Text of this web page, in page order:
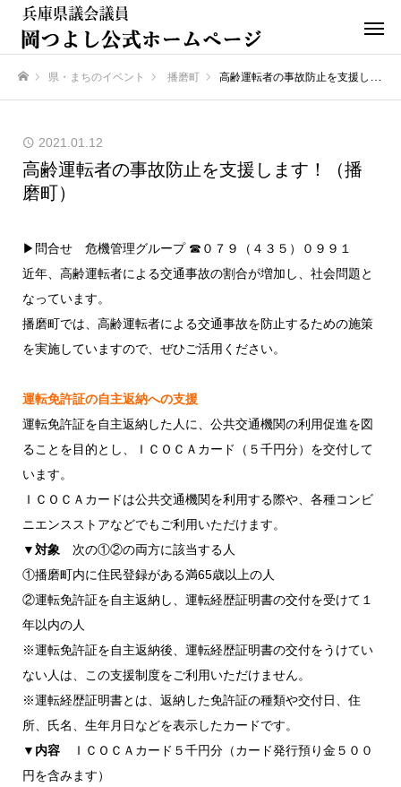
県・まちのイベント 播磨町 高齢運転者の事故防止を支援します！（播磨町）
2021.01.12
高齢運転者の事故防止を支援します！（播
磨町）
▶問合せ 危機管理グループ ☎０７９（４３５）０９９１
近年、高齢運転者による交通事故の割合が増加し、社会問題と
なっています。
播磨町では、高齢運転者による交通事故を防止するための施策
を実施していますので、ぜひご活用ください。
運転免許証の自主返納への支援
運転免許証を自主返納した人に、公共交通機関の利用促進を図
ることを目的とし、ＩＣＯＣＡカード（５千円分）を交付して
います。
ＩＣＯＣＡカードは公共交通機関を利用する際や、各種コンビ
ニエンスストアなどでもご利用いただけます。
▼対象 次の①②の両方に該当する人
①播磨町内に住民登録がある満65歳以上の人
②運転免許証を自主返納し、運転経歴証明書の交付を受けて１
年以内の人
※運転免許証を自主返納後、運転経歴証明書の交付をうけてい
ない人は、この支援制度をご利用いただけません。
※運転経歴証明書とは、返納した免許証の種類や交付日、住
所、氏名、生年月日などを表示したカードです。
▼内容 ＩＣＯＣＡカード５千円分（カード発行預り金５００
円を含みます）